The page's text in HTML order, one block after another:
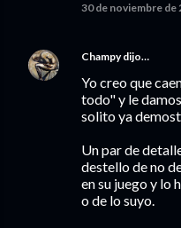
30 de noviembre de
Champydijo…
Yo creo que
todo" y le
solito ya
Un par de
destello de no
en su juego y lo
o de lo suyo.